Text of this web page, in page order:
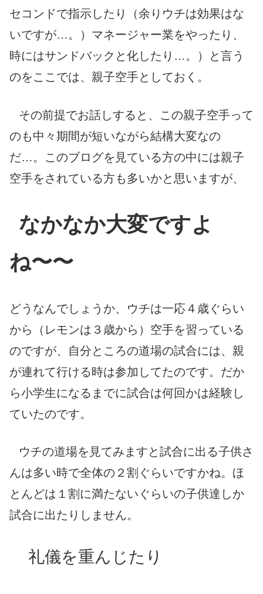
セコンドで指示したり（余りウチは効果はな
いですが…。）マネージャー業をやったり、
時にはサンドバックと化したり…。）と言う
のをここでは、親子空手としておく。
その前提でお話しすると、この親子空手って
のも中々期間が短いながら結構大変なの
だ…。このブログを見ている方の中には親子
空手をされている方も多いかと思いますが、
なかなか大変ですよ
ね〜〜
どうなんでしょうか、ウチは一応４歳ぐらい
から（レモンは３歳から）空手を習っている
のですが、自分ところの道場の試合には、親
が連れて行ける時は参加してたのです。だか
ら小学生になるまでに試合は何回かは経験し
ていたのです。
ウチの道場を見てみますと試合に出る子供さ
んは多い時で全体の２割ぐらいですかね。ほ
とんどは１割に満たないぐらいの子供達しか
試合に出たりしません。
礼儀を重んじたり